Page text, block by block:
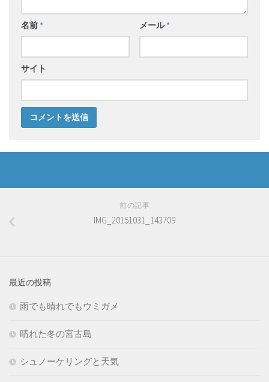
名前* メール*
サイト
前の記事
IMG_20151031_143709
最近の投稿
雨でも晴れでもウミガメ
晴れた冬の宮古島
シュノーケリングと天気